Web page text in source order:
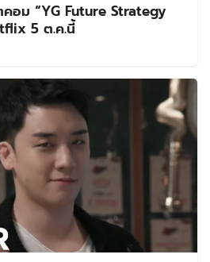
คอม “YG Future Strategy
5 ต.ค.นี้